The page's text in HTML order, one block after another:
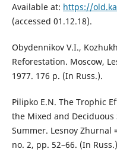
Available at: https://
(accessed 01.12.18).
Obydennikov V.I.,
Reforestation. Moscow,
1977. 176 p. (In Russ.).
Pilipko E.N. The Trophic
the Mixed and Deciduous
Summer. Lesnoy Zhurnal
no. 2, pp. 52–66. (In